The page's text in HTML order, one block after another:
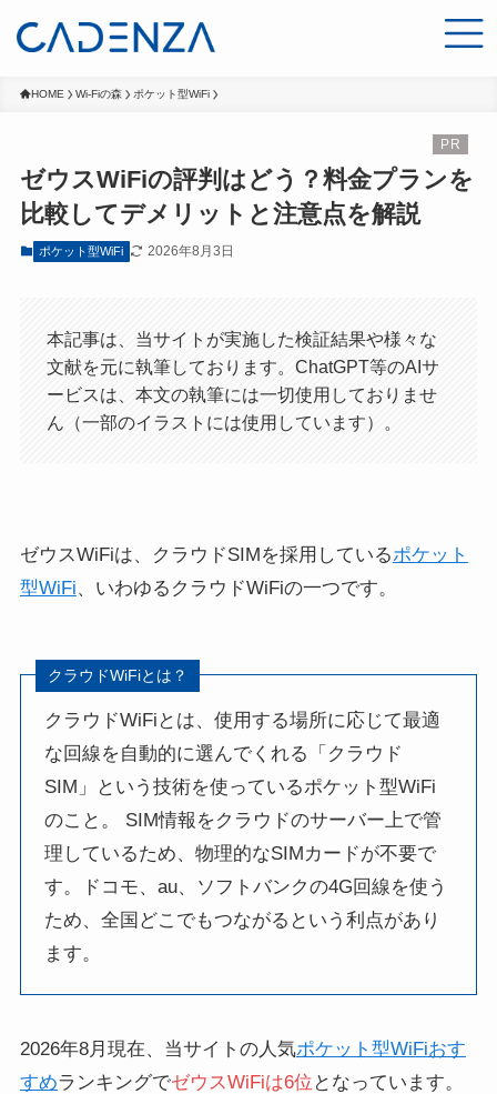
HOME Wi-Fiの森 ポケット型WiFi
ゼウスWiFiの評判はどう？料金プランを
比較してデメリットと注意点を解説
ポケット型WiFi 2026年8月3日
本記事は、当サイトが実施した検証結果や様々な
文献を元に執筆しております。ChatGPT等のAIサ
ービスは、本文の執筆には一切使用しておりませ
ん（一部のイラストには使用しています）。
ゼウスWiFiは、クラウドSIMを採用しているポケット
型WiFi、いわゆるクラウドWiFiの一つです。
クラウドWiFiとは？
クラウドWiFiとは、使用する場所に応じて最適
な回線を自動的に選んでくれる「クラウド
SIM」という技術を使っているポケット型WiFi
のこと。 SIM情報をクラウドのサーバー上で管
理しているため、物理的なSIMカードが不要で
す。ドコモ、au、ソフトバンクの4G回線を使う
ため、全国どこでもつながるという利点があり
ます。
2026年8月現在、当サイトの人気ポケット型WiFiおす
すめランキングでゼウスWiFiは6位 となっています。